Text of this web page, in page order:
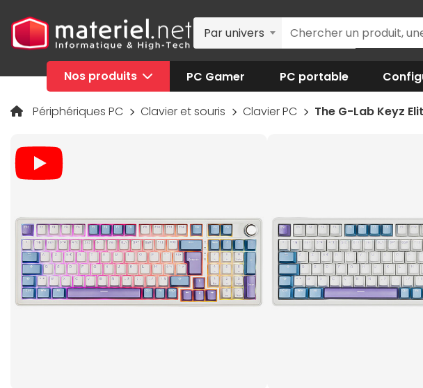
Par univers
Nos produits PC Gamer PC portable
Périphériques PC Clavier et souris Clavier PC The G-Lab Keyz